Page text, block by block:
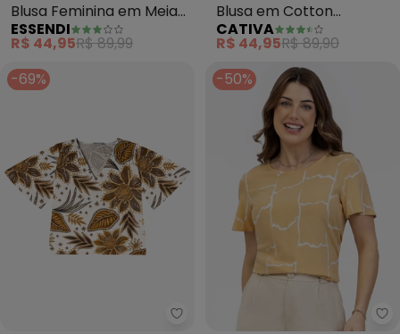
Blusa Feminina em Meia
Malha (Amarelo)
ESSENDI
R$ 44,95R$ 89,99
Blusa em Cotton
(Amarelo Claro)
CATIVA
R$ 44,95R$ 89,90
-69%
Endless - Blusa Feminina em
-50%